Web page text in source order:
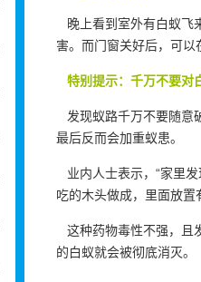
晚上看到室外有白蚁飞
害。而门窗关好后，可以
特别提示：千万不要对
发现蚁路千万不要随意
最后反而会加重蚁患。
业内人士表示，“家里
吃的木头做成，里面放置
这种药物毒性不强，且
的白蚁就会被彻底消灭。